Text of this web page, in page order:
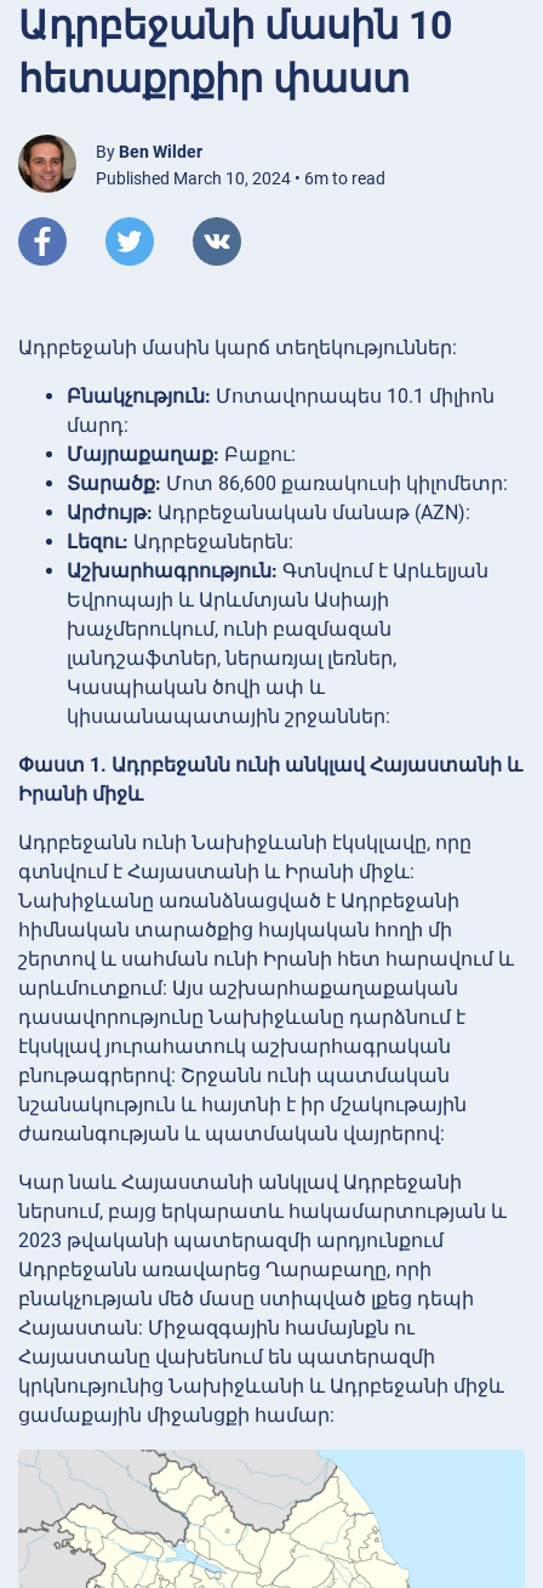
Ադրբեջանի մասին 10
հետաքրքիր փաստ
By Ben Wilder
Published March 10, 2024 • 6m to read
Ադրբեջանի մասին կարճ տեղեկություններ:
Բնակչություն: Մոտավորապես 10.1 միլիոն
մարդ:
Մայրաքաղաք: Բաքու:
Տարածք: Մոտ 86,600 քառակուսի կիլոմետր:
Արժույթ: Ադրբեջանական մանաթ (AZN):
Լեզու: Ադրբեջաներեն:
Աշխարհագրություն: Գտնվում է Արևելյան
Եվրոպայի և Արևմտյան Ասիայի
խաչմերուկում, ունի բազմազան
լանդշաֆտներ, ներառյալ լեռներ,
Կասպիական ծովի ափ և
կիսաանապատային շրջաններ:
Փաստ 1. Ադրբեջանն ունի անկլավ Հայաստանի և
Իրանի միջև
Ադրբեջանն ունի Նախիջևանի էկսկլավը, որը
գտնվում է Հայաստանի և Իրանի միջև:
Նախիջևանը առանձնացված է Ադրբեջանի
հիմնական տարածքից հայկական հողի մի
շերտով և սահման ունի Իրանի հետ հարավում և
արևմուտքում: Այս աշխարհաքաղաքական
դասավորությունը Նախիջևանը դարձնում է
էկսկլավ յուրահատուկ աշխարհագրական
բնութագրերով: Շրջանն ունի պատմական
նշանակություն և հայտնի է իր մշակութային
ժառանգության և պատմական վայրերով:
Կար նաև Հայաստանի անկլավ Ադրբեջանի
ներսում, բայց երկարատև հակամարտության և
2023 թվականի պատերազմի արդյունքում
Ադրբեջանն առավարեց Ղարաբաղը, որի
բնակչության մեծ մասը ստիպված լքեց դեպի
Հայաստան: Միջազգային համայնքն ու
Հայաստանը վախենում են պատերազմի
կրկնությունից Նախիջևանի և Ադրբեջանի միջև
ցամաքային միջանցքի համար: